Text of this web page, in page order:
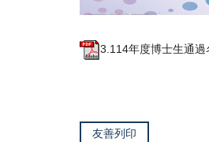
3.114年度博士生通
友善列印